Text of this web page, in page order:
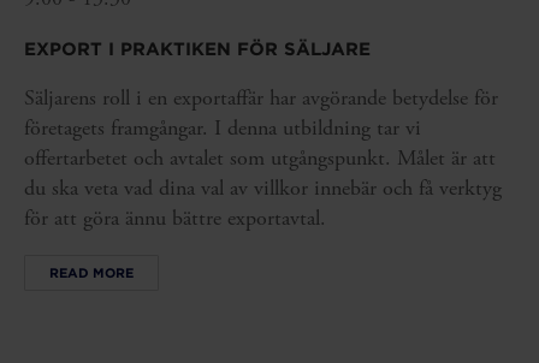
EXPORT I PRAKTIKEN FÖR SÄLJARE
Säljarens roll i en exportaffär har avgörande betydelse för
företagets framgångar. I denna utbildning tar vi
offertarbetet och avtalet som utgångspunkt. Målet är att
du ska veta vad dina val av villkor innebär och få verktyg
för att göra ännu bättre exportavtal.
READ MORE